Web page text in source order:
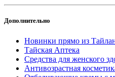
Дополнительно
Новинки прямо из
Тайская Аптека
Средства для женского
Антивозрастная